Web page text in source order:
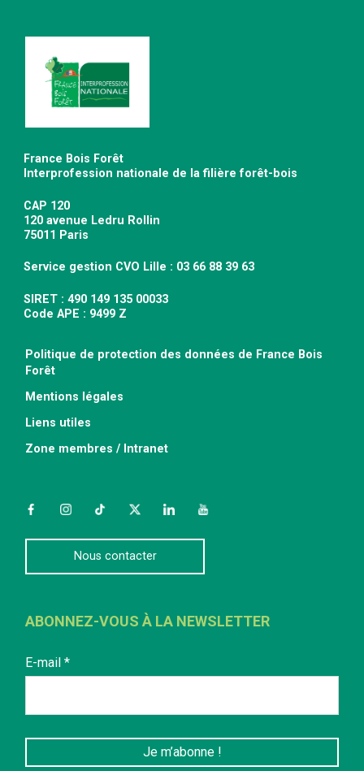
France Bois Forêt
Interprofession nationale de la filière forêt-bois
CAP 120
120 avenue Ledru Rollin
75011 Paris
Service gestion CVO Lille : 03 66 88 39 63
SIRET : 490 149 135 00033
Code APE : 9499 Z
Politique de protection des données de France Bois
Forêt
Mentions légales
Liens utiles
Zone membres / Intranet
FacebookInstagramTikTokTwitterLinkedInYouTube
Nous contacter
ABONNEZ-VOUS À LA NEWSLETTER
E-mail *